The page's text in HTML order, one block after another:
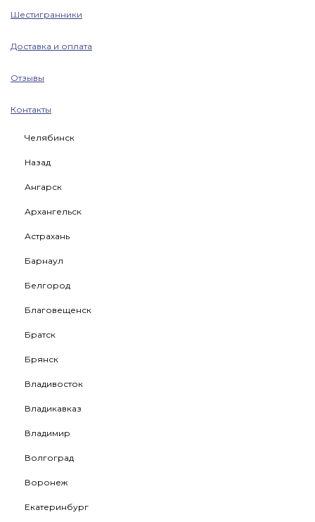
Шестигранники
Доставка и оплата
Отзывы
Контакты
Челябинск
Назад
Ангарск
Архангельск
Астрахань
Барнаул
Белгород
Благовещенск
Братск
Брянск
Владивосток
Владикавказ
Владимир
Волгоград
Воронеж
Екатеринбург